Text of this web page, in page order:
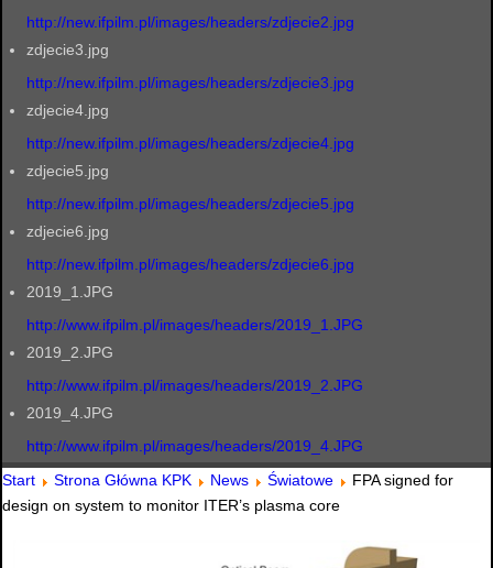
http://new.ifpilm.pl/images/headers/zdjecie2.jpg
zdjecie3.jpg
http://new.ifpilm.pl/images/headers/zdjecie3.jpg
zdjecie4.jpg
http://new.ifpilm.pl/images/headers/zdjecie4.jpg
zdjecie5.jpg
http://new.ifpilm.pl/images/headers/zdjecie5.jpg
zdjecie6.jpg
http://new.ifpilm.pl/images/headers/zdjecie6.jpg
2019_1.JPG
http://www.ifpilm.pl/images/headers/2019_1.JPG
2019_2.JPG
http://www.ifpilm.pl/images/headers/2019_2.JPG
2019_4.JPG
http://www.ifpilm.pl/images/headers/2019_4.JPG
Start
Strona Główna KPK News Światowe
FPA signed for
design on system to monitor ITER’s plasma core